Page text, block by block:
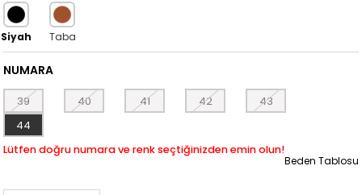
NUMARA
39 40 41 42
43
44
Beden Tablosu